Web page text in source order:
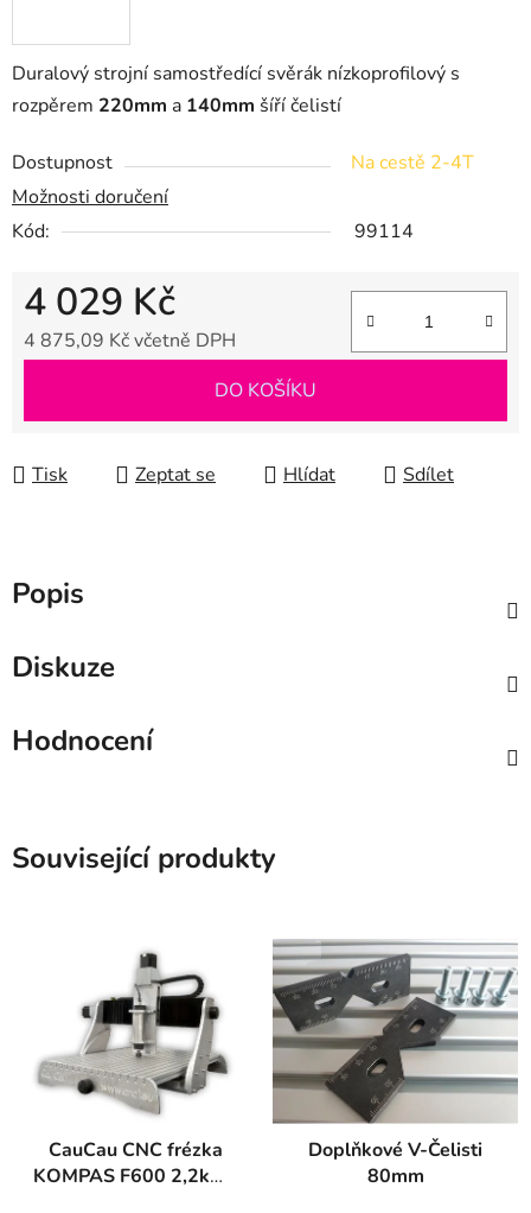
Duralový strojní samostředící svěrák nízkoprofilový s
rozpěrem 220mm a 140mm šíří čelistí
Dostupnost
Na cestě 2-4T
Možnosti doručení
Kód:
99114
4 029 Kč
4 875,09 Kč včetně DPH
DO KOŠÍKU
Tisk Zeptat se Hlídat Sdílet
Popis
Diskuze
Hodnocení
Související produkty
CauCau CNC frézka
KOMPAS F600 2,2kW-
Doplňkové V-Čelisti
80mm